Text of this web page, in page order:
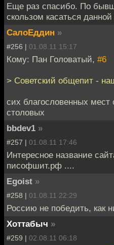
Еще раз спасибо. По
скользом касаться
СалоЕддин »
#256 | 01.08.11 15:17
Кому: Пан Головатый, #6
> Советский общепит -
сих благословенных мест
столовых
bbdev1 »
#257 | 01.08.11 17:46
Интересное название
писофшит.рф ....
Egoist »
#258 | 01.08.11 22:29
Россию не победить, как
Хоттабыч »
#259 | 02.08.11 06:18